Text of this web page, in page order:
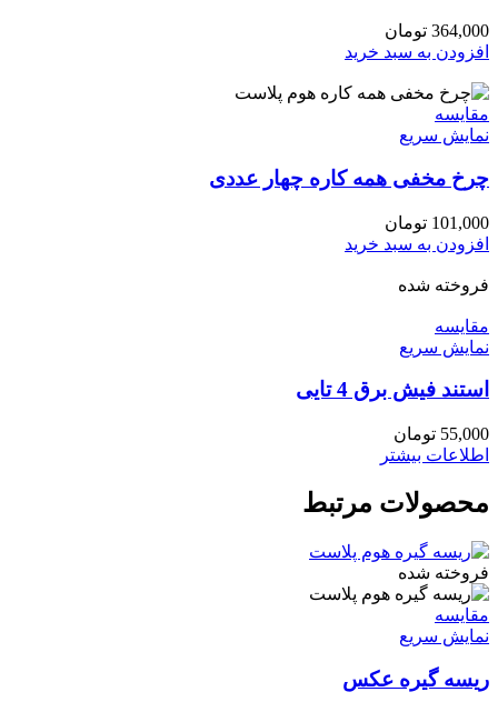
364,000 تومان
افزودن به سبد خرید
مقايسه
نمایش سریع
چرخ مخفی همه کاره چهار عددی
101,000 تومان
افزودن به سبد خرید
فروخته شده
مقايسه
نمایش سریع
استند فیش برق 4 تایی
55,000 تومان
اطلاعات بیشتر
محصولات مرتبط
فروخته شده
مقايسه
نمایش سریع
ریسه گیره عکس